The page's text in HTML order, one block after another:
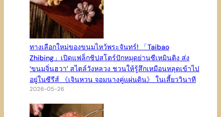
ทางเลือกใหม่ของขนมไหว้พระจันทร์! 「Taibao
Zhibing」เปิดแฟล็กชิปสโตร์ปักหมุดย่านซีเหมินติง ส่ง
‘ขนมจิ่นฮวา’ สไตล์วังหลวง ชวนให้รู้สึกเหมือนหลุดเข้าไป
อยู่ในซีรีส์ 《เจินหวน จอมนางคู่แผ่นดิน》 ในเสี้ยววินาที
2026-05-26